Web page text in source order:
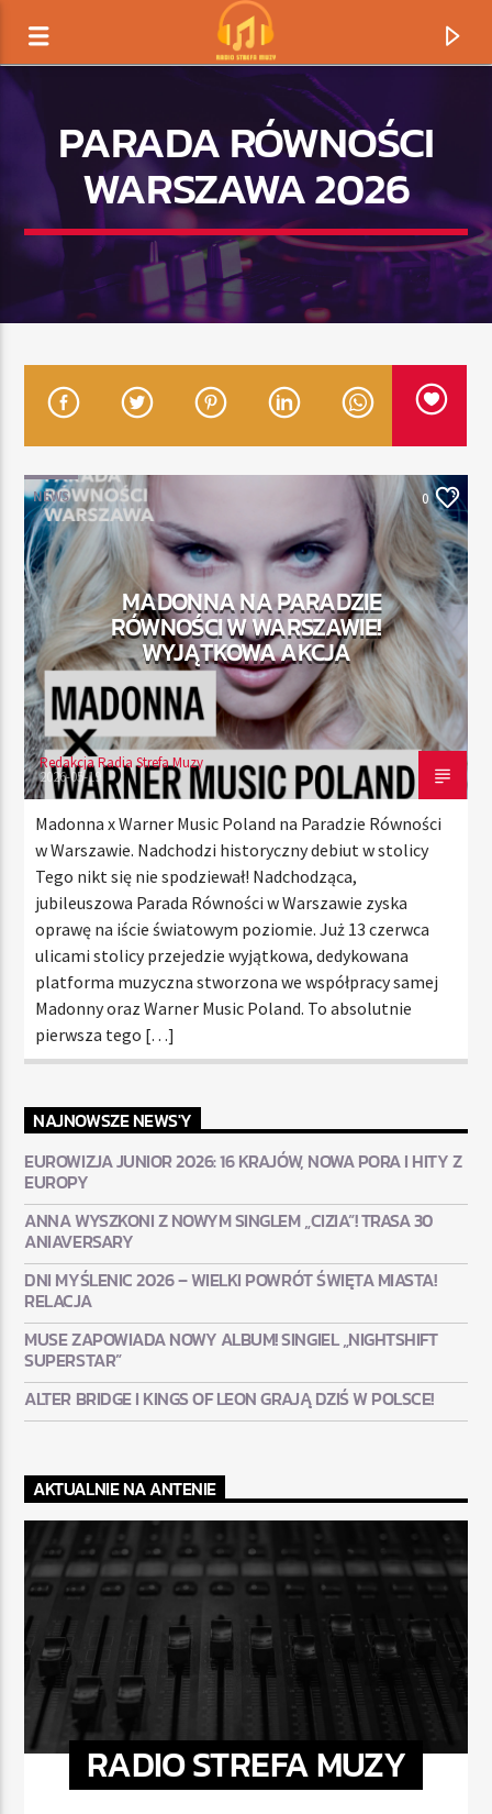
TERAZ GRAMY
TYTUŁ
ARTYSTA
TERAZ
RADIO STREFA MUZY
00:00 21:00
Radio Strefa Muzy
PARADA RÓWNOŚCI
WARSZAWA 2026
NEWS 0
MADONNA NA PARADZIE
RÓWNOŚCI W WARSZAWIE!
WYJĄTKOWA AKCJA
Redakcja Radia Strefa Muzy
2026-05-19
Madonna x Warner Music Poland na Paradzie Równości
w Warszawie. Nadchodzi historyczny debiut w stolicy
Tego nikt się nie spodziewał! Nadchodząca,
jubileuszowa Parada Równości w Warszawie zyska
oprawę na iście światowym poziomie. Już 13 czerwca
ulicami stolicy przejedzie wyjątkowa, dedykowana
platforma muzyczna stworzona we współpracy samej
Madonny oraz Warner Music Poland. To absolutnie
pierwsza tego […]
NAJNOWSZE NEWS'Y
EUROWIZJA JUNIOR 2026: 16 KRAJÓW, NOWA PORA I HITY Z
EUROPY
ANNA WYSZKONI Z NOWYM SINGLEM „CIZIA”! TRASA 30
ANIAVERSARY
DNI MYŚLENIC 2026 – WIELKI POWRÓT ŚWIĘTA MIASTA!
RELACJA
MUSE ZAPOWIADA NOWY ALBUM! SINGIEL „NIGHTSHIFT
SUPERSTAR”
ALTER BRIDGE I KINGS OF LEON GRAJĄ DZIŚ W POLSCE!
AKTUALNIE NA ANTENIE
RADIO STREFA MUZY